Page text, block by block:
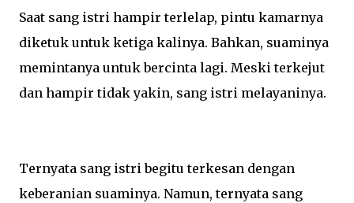
Saat sang istri hampir terlelap, pintu kamarnya
diketuk untuk ketiga kalinya. Bahkan, suaminya
memintanya untuk bercinta lagi. Meski terkejut
dan hampir tidak yakin, sang istri melayaninya.
Ternyata sang istri begitu terkesan dengan
keberanian suaminya. Namun, ternyata sang